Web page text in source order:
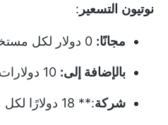
نوتيون التسعير :
مجانًا:
بالإضافة إلى:
شركة:** 18 دولارًا لكل مستخدم شهريًا